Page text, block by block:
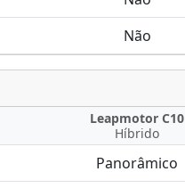
Não
Leapmotor C10
Híbrido
Panorâmico